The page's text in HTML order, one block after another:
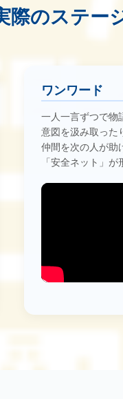
際のステー
ワンワード
一人一言ずつで物
意図を汲み取った
仲間を次の人が助
「安全ネット」が